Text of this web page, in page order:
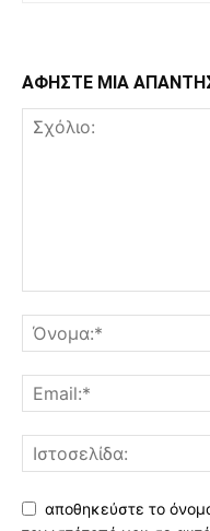
ΑΦΗΣΤΕ ΜΙΑ
αποθηκεύστε το